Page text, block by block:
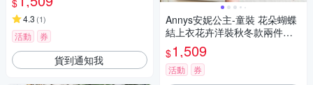
$
4.3 (1)
活動 券
貨到通知我
Annys安妮公主-童裝 花朵蝴蝶
結上衣花卉洋裝秋冬款兩件式
套裝*2242紫色
$1,509
活動 券